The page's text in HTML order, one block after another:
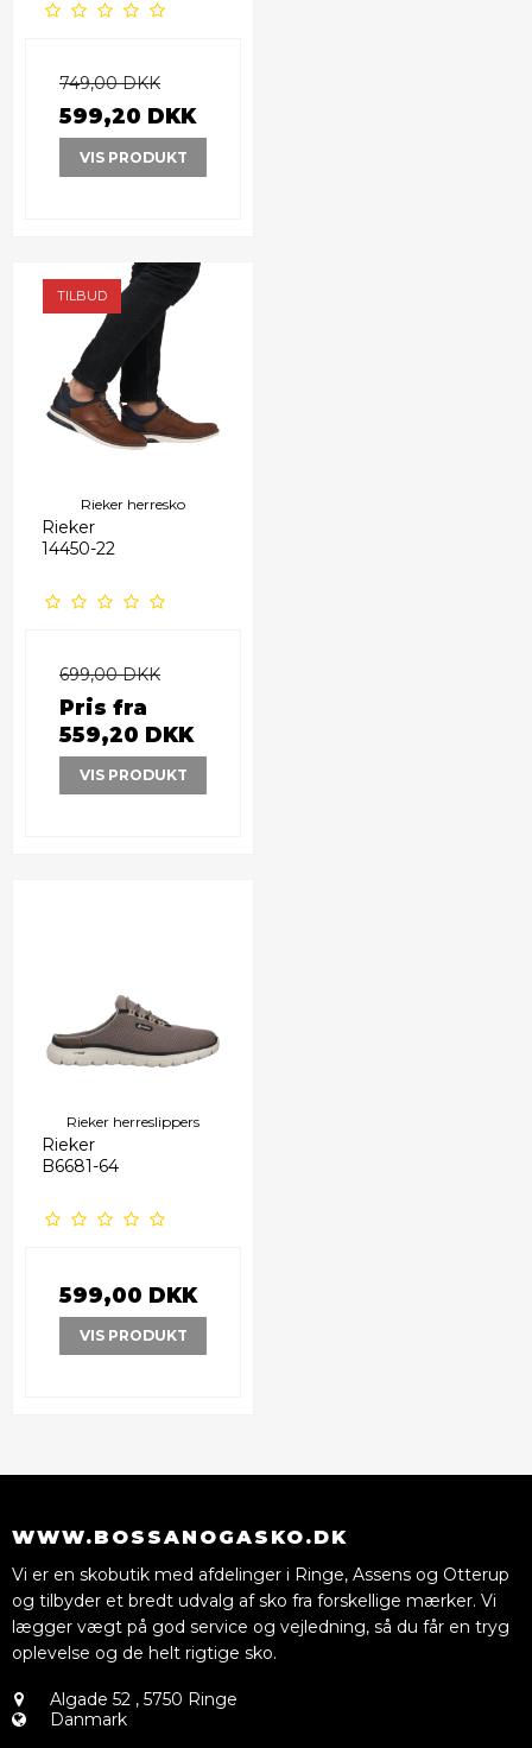
749,00 DKK
599,20 DKK
VIS PRODUKT
TILBUD
Rieker herresko
Rieker
14450-22
699,00 DKK
Pris fra
559,20 DKK
VIS PRODUKT
Rieker herreslippers
Rieker
B6681-64
599,00 DKK
VIS PRODUKT
WWW.BOSSANOGASKO.DK
Vi er en skobutik med afdelinger i Ringe, Assens og Otterup
og tilbyder et bredt udvalg af sko fra forskellige mærker. Vi
lægger vægt på god service og vejledning, så du får en tryg
oplevelse og de helt rigtige sko.
Algade 52 , 5750 Ringe
Danmark